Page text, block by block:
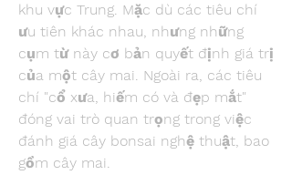
khu vực Trung. Mặc dù các tiêu chí
ưu tiên khác nhau, nhưng những
cụm từ này cơ bản quyết định giá trị
của một cây mai. Ngoài ra, các tiêu
chí "cổ xưa, hiếm có và đẹp mắt"
đóng vai trò quan trọng trong việc
đánh giá cây bonsai nghệ thuật, bao
gồm cây mai.